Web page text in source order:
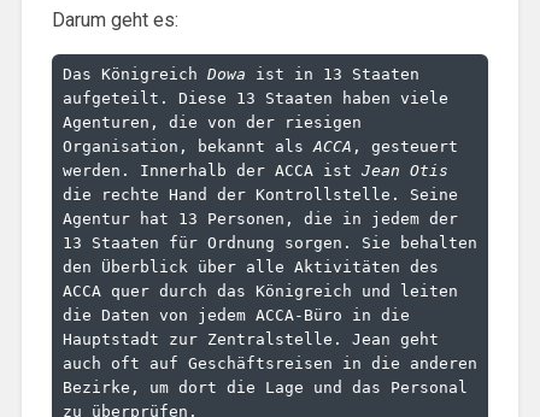
Darum geht es:
Das Königreich Dowa ist in 13 Staaten
aufgeteilt. Diese 13 Staaten haben viele
Agenturen, die von der riesigen
Organisation, bekannt als ACCA , gesteuert
werden. Innerhalb der ACCA ist Jean Otis
die rechte Hand der Kontrollstelle. Seine
Agentur hat 13 Personen, die in jedem der
13 Staaten für Ordnung sorgen. Sie behalten
den Überblick über alle Aktivitäten des
ACCA quer durch das Königreich und leiten
die Daten von jedem ACCA-Büro in die
Hauptstadt zur Zentralstelle. Jean geht
auch oft auf Geschäftsreisen in die anderen
Bezirke, um dort die Lage und das Personal
zu überprüfen.